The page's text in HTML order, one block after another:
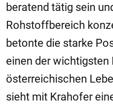
beratend tätig sein
Rohstoffbereich
betonte die starke
einen der wichtigsten
österreichischen
sieht mit Krahofer